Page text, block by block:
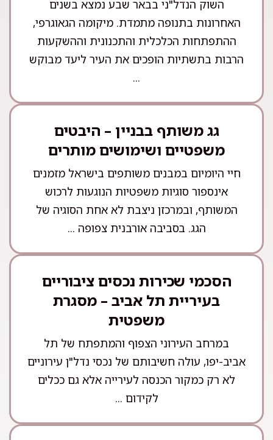
השוק הנדל"ני בבאר שבע נמצא בשנים
האחרונות בתנופה מתמדת. מיקומה הגאוגרפי,
ההתפתחות הכלכלית והתכנונית וההשקעות
הרבות בתשתיות הופכים את העיר ליעד מבוקש
...
גג משותף בבניין – היבטים
משפטיים ושימושים מותרים
חיי היומיום במבנים משותפים בישראל מזמנים
אינספור סוגיות משפטיות הנוגעות לרכוש
המשותף, ובמרכזן ניצבת לא אחת הסוגיה של
הגג. בסביבה אורבנית צפופה ...
הסכמי שכירות נכסים ציבוריים
בעיריית תל אביב – מסגרת
משפטית
במרחב העירוני הצפוף והמתפתח של תל
אביב-יפו, עולה חשיבותם של נכסי נדל"ן עירוניים
לא רק כמקור הכנסה לעירייה אלא גם ככלים
לקידום ...